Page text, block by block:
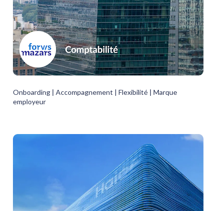
Onboarding | Accompagnement | Flexibilité | Marque
employeur